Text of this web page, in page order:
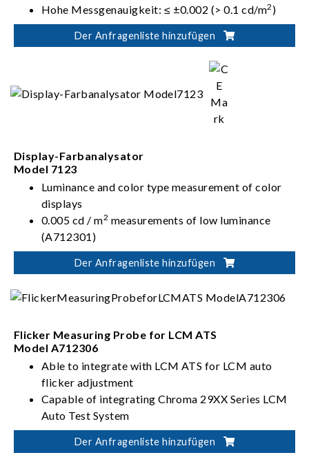
Hohe Messgenauigkeit: ≤ ±0.002 (> 0.1 cd/m2 )
Unterstützt FMA und FLVL für Flimmer-
Messungen
Der Anfragenliste hinzufügen
Display-Farbanalysator
Model 7123
Luminance and color type measurement of color
displays
0.005 cd / m2 measurements of low luminance
(A712301)
Large luminance range
Absolutely accurate measurement
Der Anfragenliste hinzufügen
Flicker Measuring Probe for LCM ATS
Model A712306
Able to integrate with LCM ATS for LCM auto
flicker adjustment
Capable of integrating Chroma 29XX Series LCM
Auto Test System
Support FMA and FLVL flicker measurement mode
Der Anfragenliste hinzufügen